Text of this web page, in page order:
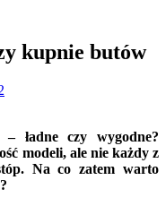
kupnie butów
ładne czy wygodne?
modeli, ale nie każdy z
Na co zatem warto